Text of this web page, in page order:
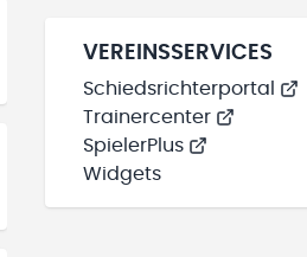
VEREINSSERVICES
Schiedsrichterportal
Trainercenter
SpielerPlus
Widgets